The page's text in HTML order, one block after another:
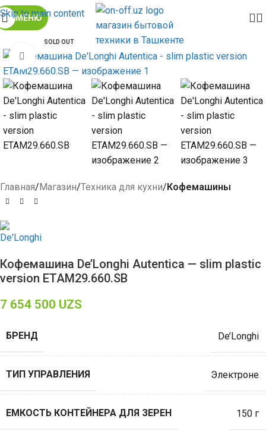
Skip to main content
МЕНЮ
SOLD OUT
Click to enlarge
Главная Магазин Техника для кухни Кофемашины
Кофемашина De’Longhi Autentica — slim plastic
version ETAM29.660.SB
7 654 500 UZS
БРЕНД De’Longhi
ТИП УПРАВЛЕНИЯ Электроне
ЕМКОСТЬ КОНТЕЙНЕРА ДЛЯ ЗЕРЕН 150 г